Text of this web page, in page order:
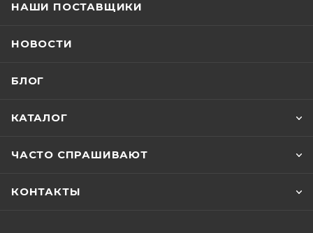
НАШИ ПОСТАВЩИКИ
НОВОСТИ
БЛОГ
КАТАЛОГ
ЧАСТО СПРАШИВАЮТ
КОНТАКТЫ